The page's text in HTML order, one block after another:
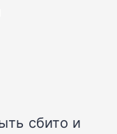
сбито и